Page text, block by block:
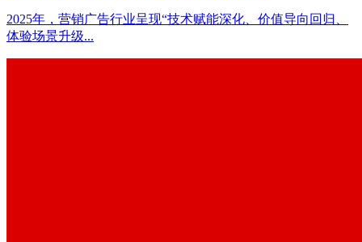
2025年，营销广告行业呈现“技术赋能深化、价值导向回归、
体验场景升级...